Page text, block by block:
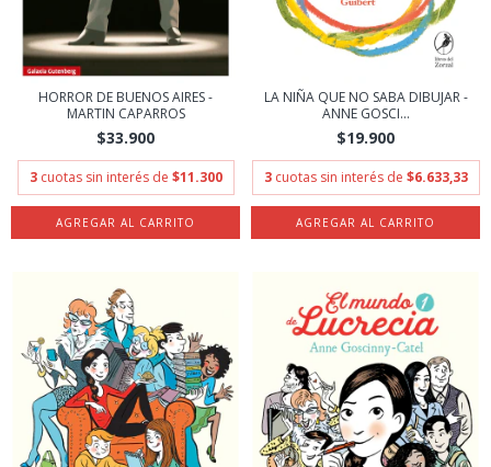
HORROR DE BUENOS AIRES -
MARTIN CAPARROS
$33.900
3 cuotas sin interés de $11.300
LA NIÑA QUE NO SABA DIBUJAR -
ANNE GOSCI...
$19.900
3 cuotas sin interés de $6.633,33